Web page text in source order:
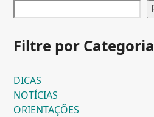
Filtre por Categoria
DICAS
NOTÍCIAS
ORIENTAÇÕES